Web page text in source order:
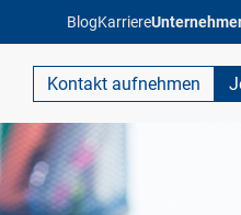
BlogKarriere
Kontakt aufnehmen